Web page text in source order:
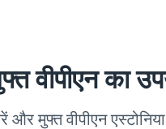
वीपीएन
और मुफ्त वीपीएन